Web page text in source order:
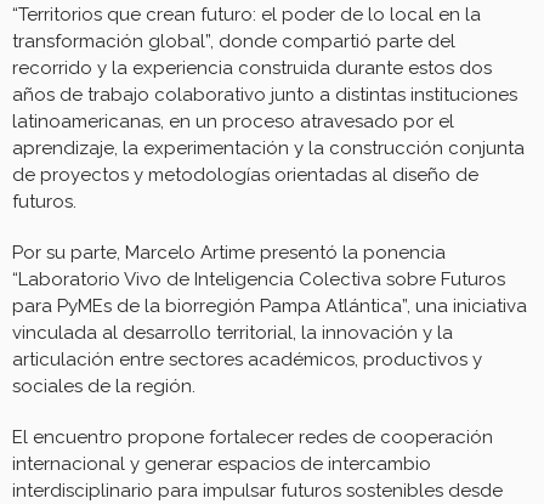
“Territorios que crean futuro: el poder de lo local en la
transformación global”, donde compartió parte del
recorrido y la experiencia construida durante estos dos
años de trabajo colaborativo junto a distintas instituciones
latinoamericanas, en un proceso atravesado por el
aprendizaje, la experimentación y la construcción conjunta
de proyectos y metodologías orientadas al diseño de
futuros.
Por su parte, Marcelo Artime presentó la ponencia
“Laboratorio Vivo de Inteligencia Colectiva sobre Futuros
para PyMEs de la biorregión Pampa Atlántica”, una iniciativa
vinculada al desarrollo territorial, la innovación y la
articulación entre sectores académicos, productivos y
sociales de la región.
El encuentro propone fortalecer redes de cooperación
internacional y generar espacios de intercambio
interdisciplinario para impulsar futuros sostenibles desde